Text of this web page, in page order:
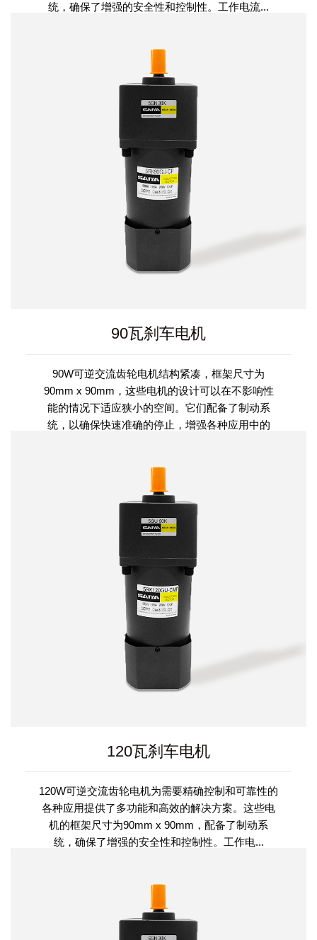
统，确保了增强的安全性和控制性。工作电流...
90瓦刹车电机
90W可逆交流齿轮电机结构紧凑，框架尺寸为
90mm x 90mm，这些电机的设计可以在不影响性
能的情况下适应狭小的空间。它们配备了制动系
统，以确保快速准确的停止，增强各种应用中的
120瓦刹车电机
120W可逆交流齿轮电机为需要精确控制和可靠性的
各种应用提供了多功能和高效的解决方案。这些电
机的框架尺寸为90mm x 90mm，配备了制动系
统，确保了增强的安全性和控制性。工作电...